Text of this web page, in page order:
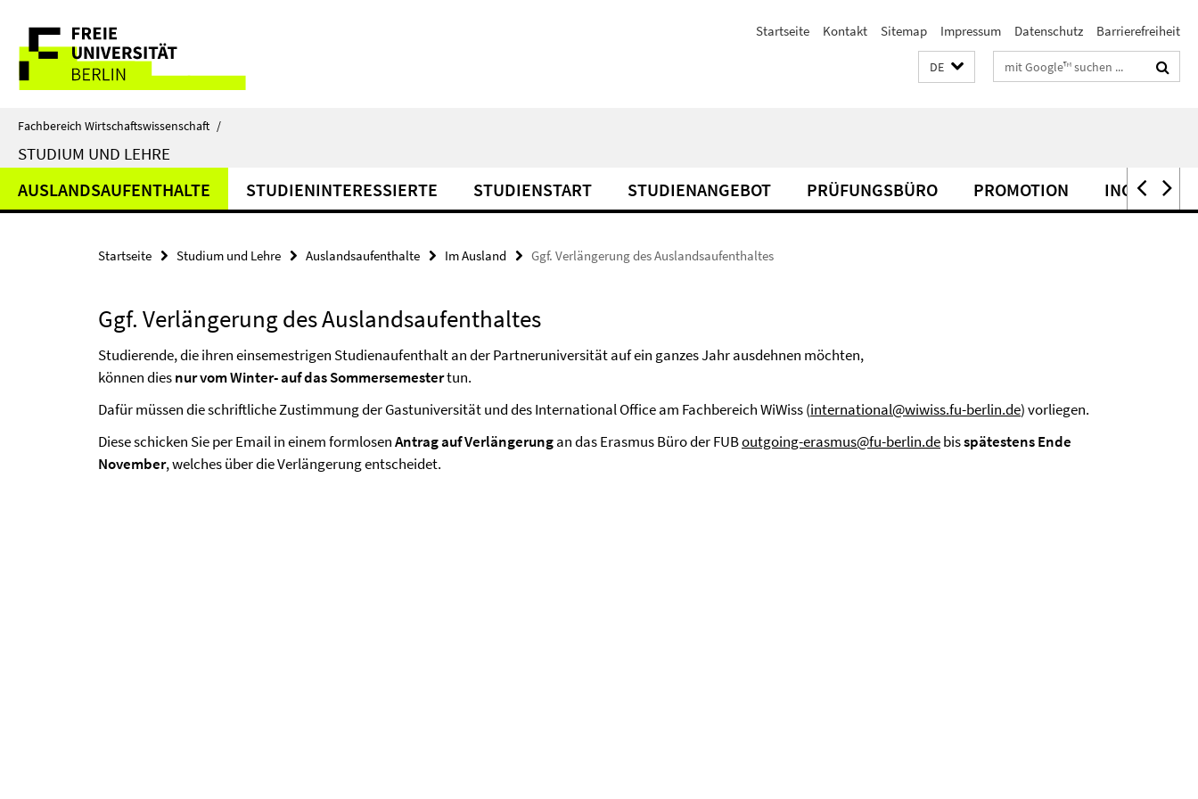
direkt
Inhalt
Service-
Navigation
Startseite Kontakt Sitemap Impressum Datenschutz Barrierefreiheit
DE Suchbegriffe
Fachbereich Wirtschaftswissenschaft /
STUDIUM UND LEHRE
AUSLANDSAUFENTHALTE STUDIENINTERESSIERTE STUDIENSTART STUDIENANGEBOT PRÜFUNGSBÜRO PROMOTION INCOMINGS
Startseite Studium und Lehre Auslandsaufenthalte Im Ausland Ggf. Verlängerung des Auslandsaufenthaltes
Ggf. Verlängerung des Auslandsaufenthaltes
Studierende, die ihren einsemestrigen Studienaufenthalt an der Partneruniversität auf ein ganzes Jahr ausdehnen möchten,
können diesnur vom Winter- auf das Sommersemestertun.
Dafür müssen die schriftliche Zustimmung der Gastuniversität und des International Office am Fachbereich WiWiss (international@wiwiss.fu-berlin.de) vorliegen.
Diese schicken Sie per Email in einem formlosenAntrag auf Verlängerungan das Erasmus Büro der FUBoutgoing-erasmus@fu-berlin.debisspätestens Ende
November, welches über die Verlängerung entscheidet.